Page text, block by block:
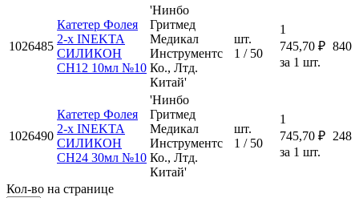
1026485
Катетер Фолея
2-х INEKTA
СИЛИКОН
CH12 10мл №10
'Нинбо
Гритмед
Медикал
Инструментс
Ко., Лтд.
Китай'
шт.
1 / 50
1
745,70 ₽
за 1 шт.
840
1026490
Катетер Фолея
2-х INEKTA
СИЛИКОН
CH24 30мл №10
'Нинбо
Гритмед
Медикал
Инструментс
Ко., Лтд.
Китай'
шт.
1 / 50
1
745,70 ₽
за 1 шт.
248
Кол-во на странице